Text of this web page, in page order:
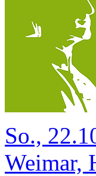
So.,
Weimar,